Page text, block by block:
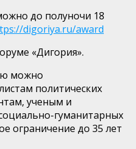
до полуночи 18
digoriya.ru/award
«Дигория».
можно
политических
ученым и
гуманитарных
ограничение до 35 лет